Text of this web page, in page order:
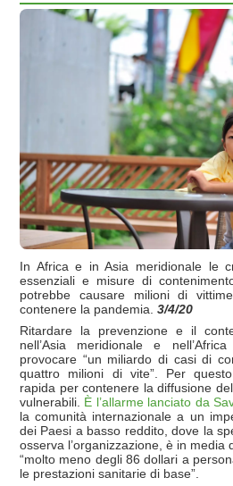
In Africa e in Asia meridionale le
essenziali e misure di
potrebbe causare milioni di
contenere la pandemia. 3/4/20
Ritardare la prevenzione e il
nell’Asia meridionale e
provocare “un miliardo di casi di
quattro milioni di vite”. Per
rapida per contenere la diffusione
vulnerabili. È l’allarme lanciato da
la comunità internazionale a un
dei Paesi a basso reddito, dove la
osserva l’organizzazione, è in media
“molto meno degli 86 dollari a
le prestazioni sanitarie di base”.